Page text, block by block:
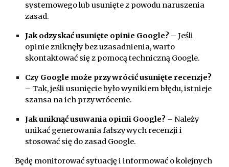
systemowego lub usunięte z powodu naruszenia
zasad.
Jak odzyskać usunięte opinie Google? – Jeśli
opinie zniknęły bez uzasadnienia, warto
skontaktować się z pomocą techniczną Google.
Czy Google może przywrócić usunięte recenzje?
– Tak, jeśli usunięcie było wynikiem błędu, istnieje
szansa na ich przywrócenie.
Jak uniknąć usuwania opinii Google? – Należy
unikać generowania fałszywych recenzji i
stosować się do zasad Google.
Będę monitorować sytuację i informować o kolejnych